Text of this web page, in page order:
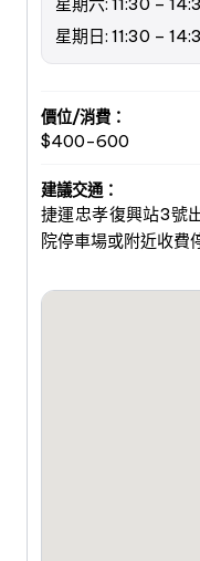
星期日: 11:30 –
價位/消費：
$400-600
建議交通：
捷運忠孝復興站3號
院停車場或附近收費